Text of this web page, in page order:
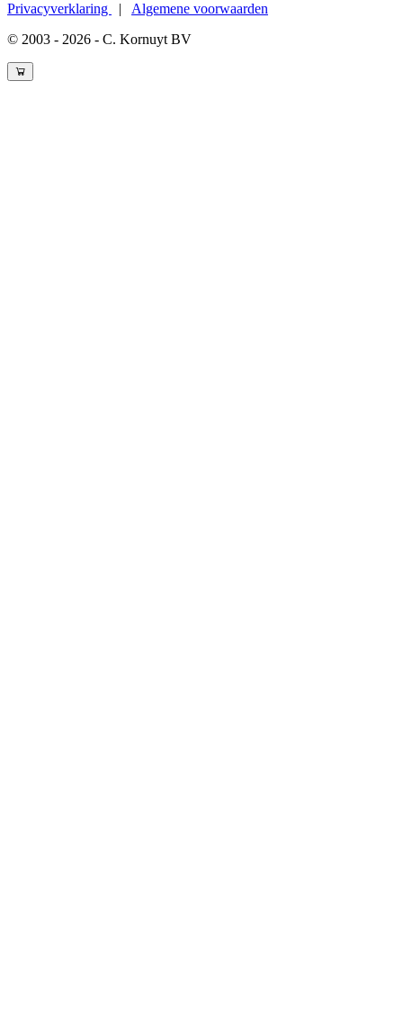
Privacyverklaring | Algemene voorwaarden
© 2003 - 2026 - C. Kornuyt BV